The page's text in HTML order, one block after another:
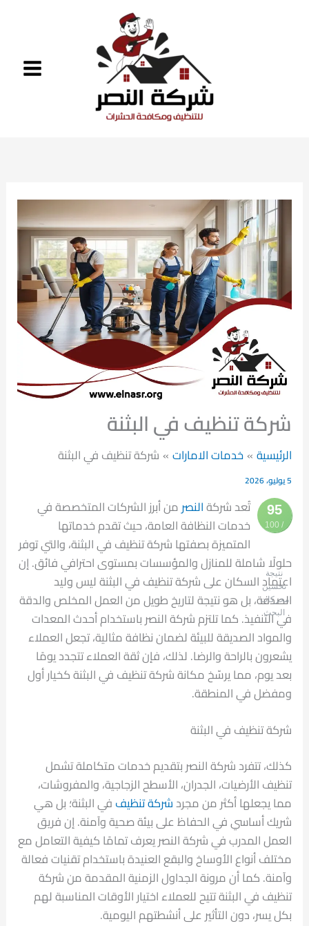
شركة تنظيف في البثنة
الرئيسية خدمات الامارات شركة تنظيف في البثنة
5 يوليو، 2026
95
/ 100
نتيجة
تحسين
محركات
البحث
تُعد شركةالنصر من أبرز الشركات المتخصصة في
خدمات النظافة العامة، حيث تقدم خدماتها
المتميزة بصفتها شركة تنظيف في البثنة، والتي توفر
حلولًا شاملة للمنازل والمؤسسات بمستوى احترافي فائق. إن
اعتماد السكان على شركة تنظيف في البثنة ليس وليد
الصدفة، بل هو نتيجة لتاريخ طويل من العمل المخلص والدقة
في التنفيذ. كما تلتزم شركة النصر باستخدام أحدث المعدات
والمواد الصديقة للبيئة لضمان نظافة مثالية، تجعل العملاء
يشعرون بالراحة والرضا. لذلك، فإن ثقة العملاء تتجدد يومًا
بعد يوم، مما يرسّخ مكانة شركة تنظيف في البثنة كخيار أول
ومفضل في المنطقة.
شركة تنظيف في البثنة
كذلك، تتفرد شركة النصر بتقديم خدمات متكاملة تشمل
تنظيف الأرضيات، الجدران، الأسطح الزجاجية، والمفروشات،
مما يجعلها أكثر من مجردشركة تنظيف في البثنة؛ بل هي
شريك أساسي في الحفاظ على بيئة صحية وآمنة. إن فريق
العمل المدرب في شركة النصر يعرف تمامًا كيفية التعامل مع
مختلف أنواع الأوساخ والبقع العنيدة باستخدام تقنيات فعالة
وآمنة. كما أن مرونة الجداول الزمنية المقدمة من شركة
تنظيف في البثنة تتيح للعملاء اختيار الأوقات المناسبة لهم
بكل يسر، دون التأثير على أنشطتهم اليومية.